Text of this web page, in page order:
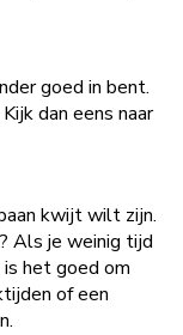
goed in bent.
dan eens naar
kwijt wilt zijn.
Als je weinig tijd
het goed om
of een